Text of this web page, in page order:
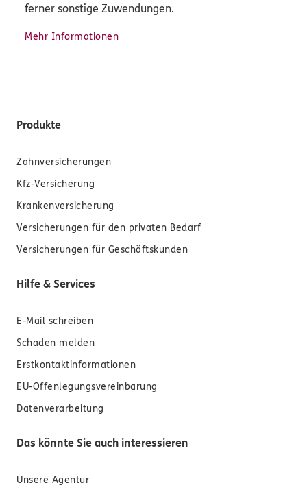
ferner sonstige Zuwendungen.
Mehr Informationen
Produkte
Zahnversicherungen
Kfz-Versicherung
Krankenversicherung
Versicherungen für den privaten Bedarf
Versicherungen für Geschäftskunden
Hilfe & Services
E-Mail schreiben
Schaden melden
Erstkontaktinformationen
EU-Offenlegungsvereinbarung
Datenverarbeitung
Das könnte Sie auch interessieren
Unsere Agentur